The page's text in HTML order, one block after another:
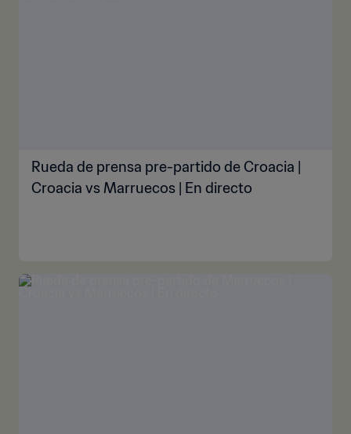
Rueda de prensa pre-partido de Croacia |
Croacia vs Marruecos | En directo